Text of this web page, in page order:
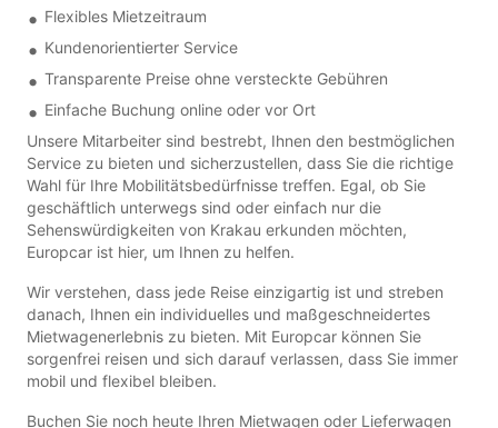
Flexibles Mietzeitraum
Kundenorientierter Service
Transparente Preise ohne versteckte Gebühren
Einfache Buchung online oder vor Ort
Unsere Mitarbeiter sind bestrebt, Ihnen den bestmöglichen
Service zu bieten und sicherzustellen, dass Sie die richtige
Wahl für Ihre Mobilitätsbedürfnisse treffen. Egal, ob Sie
geschäftlich unterwegs sind oder einfach nur die
Sehenswürdigkeiten von Krakau erkunden möchten,
Europcar ist hier, um Ihnen zu helfen.
Wir verstehen, dass jede Reise einzigartig ist und streben
danach, Ihnen ein individuelles und maßgeschneidertes
Mietwagenerlebnis zu bieten. Mit Europcar können Sie
sorgenfrei reisen und sich darauf verlassen, dass Sie immer
mobil und flexibel bleiben.
Buchen Sie noch heute Ihren Mietwagen oder Lieferwagen